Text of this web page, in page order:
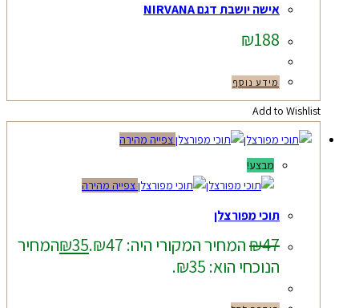
אישה יושבת דגם NIRVANA
₪188
מידע נוסף
Add to Wishlist
צפייה מהירה
מבצע!
צפייה מהירה
תוכי מפורצלן
₪47 המחיר המקורי היה: ₪47. ₪35
המחיר
הנוכחי הוא: ₪35.